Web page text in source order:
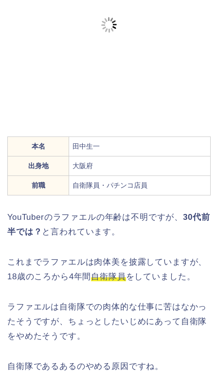
本名 田中生一
出身地 大阪府
前職 自衛隊員・パチンコ店員
YouTuberのラファエルの年齢は不明ですが、30代前
半では？ と言われています。
これまでラファエルは肉体美を披露していますが、
18歳のころから4年間自衛隊員をしていました。
ラファエルは自衛隊での肉体的な仕事に苦はなかっ
たそうですが、ちょっとしたいじめにあって自衛隊
をやめたそうです。
自衛隊であるあるのやめる原因ですね。